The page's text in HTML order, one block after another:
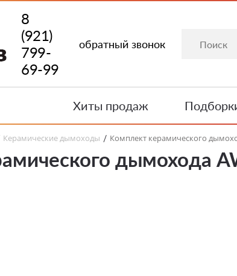
8
(921)
799-
69-99
обратный звонок
Хиты продаж
Керамические дымоходы / Комплект керамического
дымохода